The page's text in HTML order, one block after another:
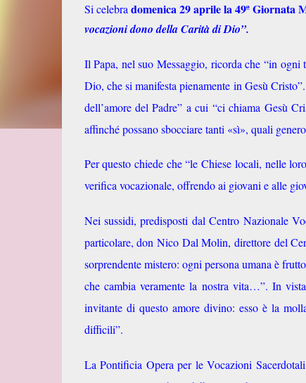
Si celebra domenica 29 aprile la 49ª Giornata
vocazioni dono della Carità di Dio”.
Il Papa, nel suo Messaggio, ricorda che “in
Dio, che si manifesta pienamente in Gesù
dell’amore del Padre” a cui “ci chiama Gesù
affinché possano sbocciare tanti «sì», quali
Per questo chiede che “le Chiese locali, nelle
verifica vocazionale, offrendo ai giovani e alle
Nei sussidi, predisposti dal Centro Nazionale
particolare, don Nico Dal Molin, direttore del
sorprendente mistero: ogni persona umana è
che cambia veramente la nostra vita…”. In
invitante di questo amore divino: esso è la
difficili”.
La Pontificia Opera per le Vocazioni